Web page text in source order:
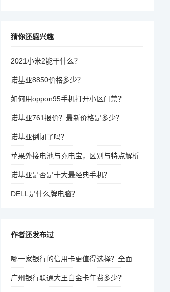
猜你还感兴趣
2021小米2能干什么？
诺基亚8850价格多少？
如何用oppon95手机打开小区门禁？
诺基亚761报价？最新价格是多少？
诺基亚倒闭了吗？
苹果外接电池与充电宝，区别与特点解析
诺基亚是否是十大最经典手机？
DELL是什么牌电脑？
作者还发布过
哪一家银行的信用卡更值得选择？全面比较，具体分析！
广州银行联通大王白金卡年费多少？